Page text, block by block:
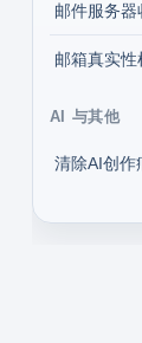
邮件服务器
邮箱真实性
AI 与其他
清除AI创作